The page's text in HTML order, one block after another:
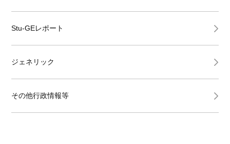
Stu-GEレポート
ジェネリック
その他行政情報等